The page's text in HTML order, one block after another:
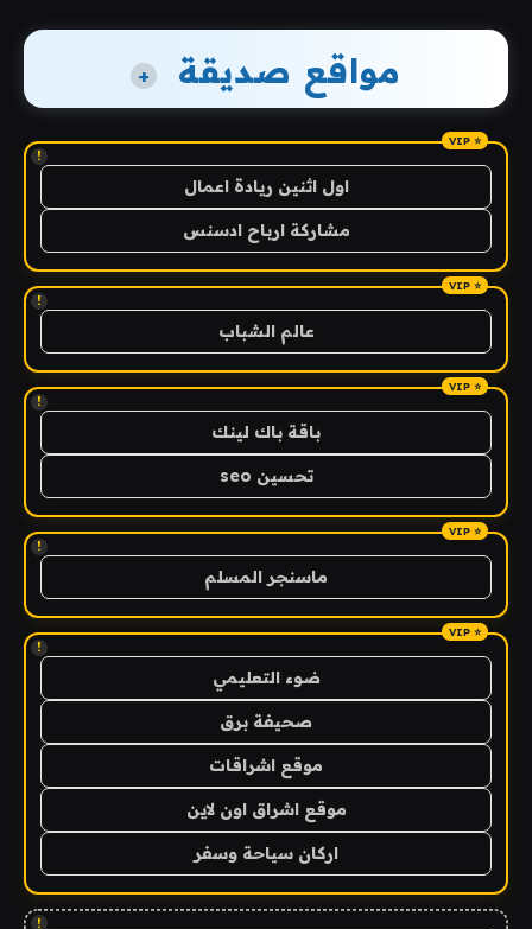
مواقع صديقة +
!
اول اثنين ريادة اعمال
مشاركة ارباح ادسنس
!
عالم الشباب
!
باقة باك لينك
تحسين seo
!
ماسنجر المسلم
!
ضوء التعليمي
صحيفة برق
موقع اشراقات
موقع اشراق اون لاين
اركان سياحة وسفر
!